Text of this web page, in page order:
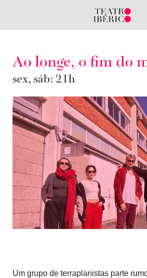
Ao longe, o fim do
sex, sáb: 21h
Um grupo de terraplanistas parte